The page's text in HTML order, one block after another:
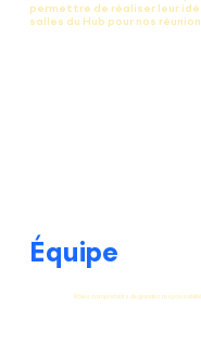
permettre de réaliser leur
salles du Hub pour nos
Équipe
Rôles comportants de grandes